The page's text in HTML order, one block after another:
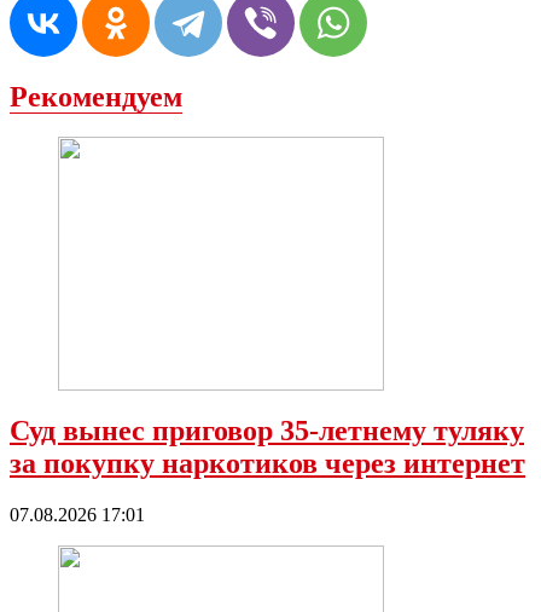
Рекомендуем
Суд вынес приговор 35-летнему туляку
за покупку наркотиков через интернет
07.08.2026 17:01